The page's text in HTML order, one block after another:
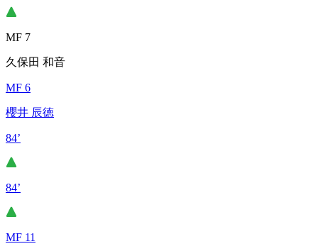
MF 7
久保田 和音
MF 6
櫻井 辰徳
84’
84’
MF 11